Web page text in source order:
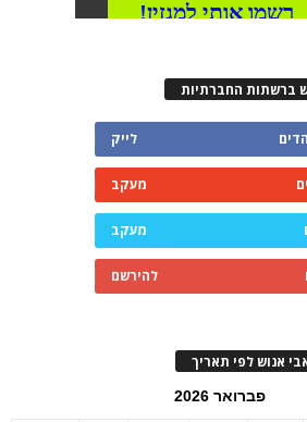
ברשתות החברתיות
לייק
מעקב
מעקב
להירשם
אנוש לפי תאריך
פברואר 2026